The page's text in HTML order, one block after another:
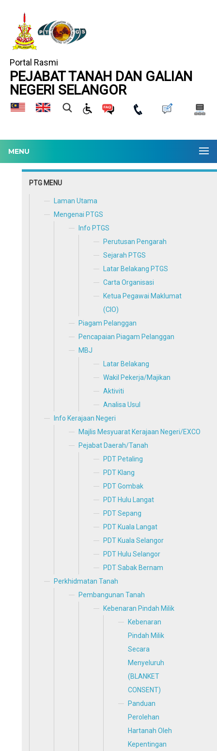
Portal Rasmi
PEJABAT TANAH DAN GALIAN
NEGERI SELANGOR
MENU
PTG MENU
Laman Utama
Mengenai PTGS
Info PTGS
Perutusan Pengarah
Sejarah PTGS
Latar Belakang PTGS
Carta Organisasi
Ketua Pegawai Maklumat
(CIO)
Piagam Pelanggan
Pencapaian Piagam Pelanggan
MBJ
Latar Belakang
Wakil Pekerja/Majikan
Aktiviti
Analisa Usul
Info Kerajaan Negeri
Majlis Mesyuarat Kerajaan Negeri/EXCO
Pejabat Daerah/Tanah
PDT Petaling
PDT Klang
PDT Gombak
PDT Hulu Langat
PDT Sepang
PDT Kuala Langat
PDT Kuala Selangor
PDT Hulu Selangor
PDT Sabak Bernam
Perkhidmatan Tanah
Pembangunan Tanah
Kebenaran Pindah Milik
Kebenaran
Pindah Milik
Secara
Menyeluruh
(BLANKET
CONSENT)
Panduan
Perolehan
Hartanah Oleh
Kepentingan